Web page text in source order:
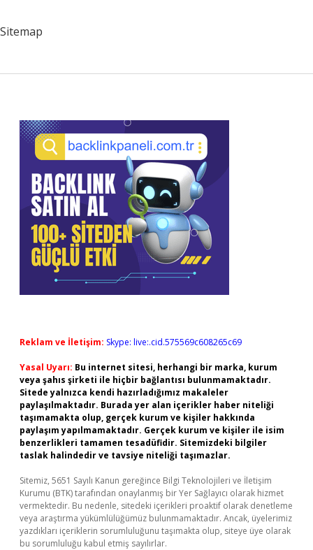
Sitemap
Sidebar
Reklam ve İletişim: Skype: live:.cid.575569c608265c69
Yasal Uyarı: Bu internet sitesi, herhangi bir marka, kurum
veya şahıs şirketi ile hiçbir bağlantısı bulunmamaktadır.
Sitede yalnızca kendi hazırladığımız makaleler
paylaşılmaktadır. Burada yer alan içerikler haber niteliği
taşımamakta olup, gerçek kurum ve kişiler hakkında
paylaşım yapılmamaktadır. Gerçek kurum ve kişiler ile isim
benzerlikleri tamamen tesadüfidir. Sitemizdeki bilgiler
taslak halindedir ve tavsiye niteliği taşımazlar.
Sitemiz, 5651 Sayılı Kanun gereğince Bilgi Teknolojileri ve İletişim
Kurumu (BTK) tarafından onaylanmış bir Yer Sağlayıcı olarak hizmet
vermektedir. Bu nedenle, sitedeki içerikleri proaktif olarak denetleme
veya araştırma yükümlülüğümüz bulunmamaktadır. Ancak, üyelerimiz
yazdıkları içeriklerin sorumluluğunu taşımakta olup, siteye üye olarak
bu sorumluluğu kabul etmiş sayılırlar.